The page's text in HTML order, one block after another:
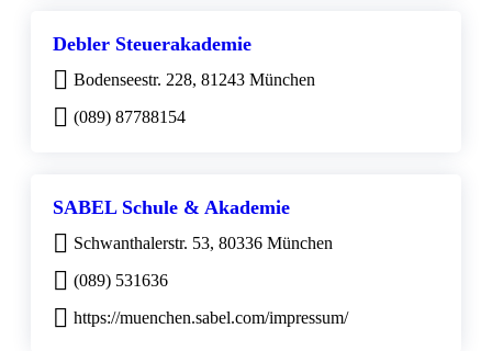
Debler Steuerakademie
Bodenseestr. 228, 81243 München
(089) 87788154
SABEL Schule & Akademie
Schwanthalerstr. 53, 80336 München
(089) 531636
https://muenchen.sabel.com/impressum/